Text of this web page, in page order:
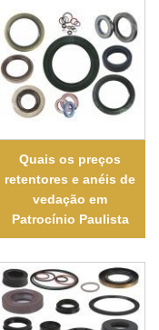
Quais os preços
retentores e anéis de
vedação em
Patrocínio Paulista